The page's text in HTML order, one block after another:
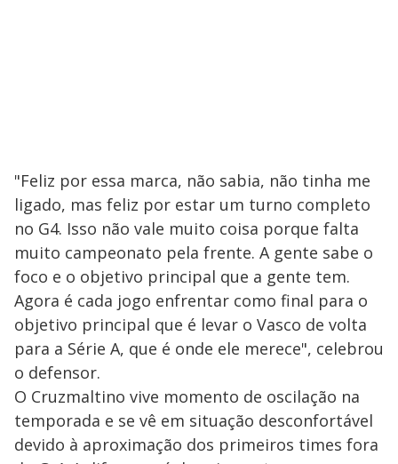
"Feliz por essa marca, não sabia, não tinha me
ligado, mas feliz por estar um turno completo
no G4. Isso não vale muito coisa porque falta
muito campeonato pela frente. A gente sabe o
foco e o objetivo principal que a gente tem.
Agora é cada jogo enfrentar como final para o
objetivo principal que é levar o Vasco de volta
para a Série A, que é onde ele merece", celebrou
o defensor.
O Cruzmaltino vive momento de oscilação na
temporada e se vê em situação desconfortável
devido à aproximação dos primeiros times fora